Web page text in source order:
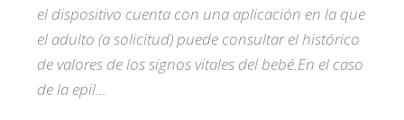
el dispositivo cuenta con una aplicación en la que
el adulto (a solicitud) puede consultar el histórico
de valores de los signos vitales del bebé.En el caso
de la epil...